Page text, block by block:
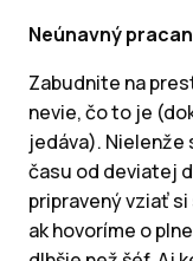
Neúnavný
Zabudnite na
nevie, čo to je
jedáva).
času od deviatej
pripravený vziať
ak hovoríme o